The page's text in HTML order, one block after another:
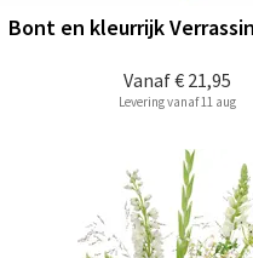
Vanaf€ 21,95
Bont en kleurrijk
Levering vanaf 11 aug